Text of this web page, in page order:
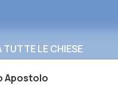
LE CHIESE
Apostolo